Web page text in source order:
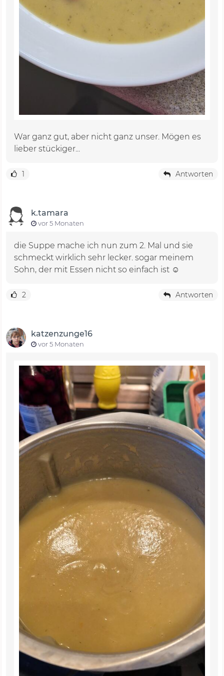
War ganz gut, aber nicht ganz unser. Mögen es
lieber stückiger...
1 Antworten
k.tamara
vor 5 Monaten
die Suppe mache ich nun zum 2. Mal und sie
schmeckt wirklich sehr lecker. sogar meinem
Sohn, der mit Essen nicht so einfach ist ☺️
2 Antworten
katzenzunge16
vor 5 Monaten